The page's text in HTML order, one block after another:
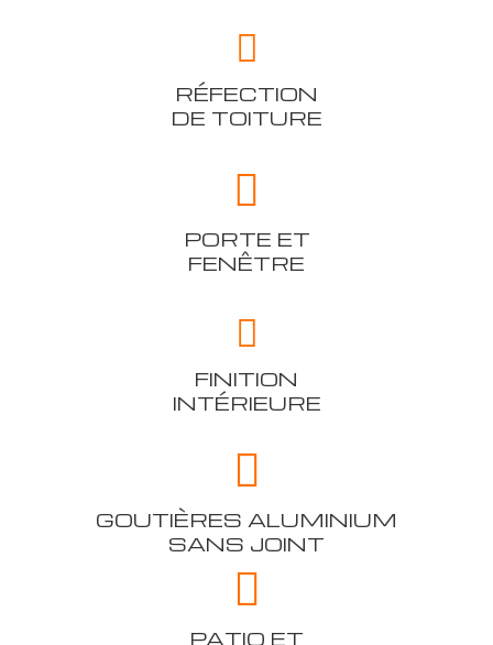
RÉFECTION
DE TOITURE
PORTE ET
FENÊTRE
FINITION
INTÉRIEURE
GOUTIÈRES ALUMINIUM
SANS JOINT
PATIO ET